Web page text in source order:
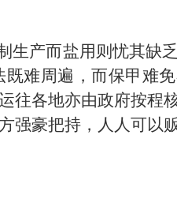
生产而盐用则忧其缺
难周遍，而保甲难
往各地亦由政府按程
豪把持，人人可以